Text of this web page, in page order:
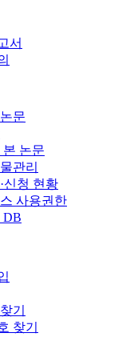
서
문
본 논문
관리
신청 현황
사용권한
DB
기
찾기